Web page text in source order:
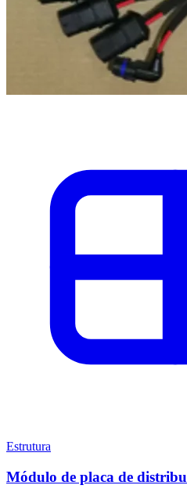
Estrutura
Módulo de placa de